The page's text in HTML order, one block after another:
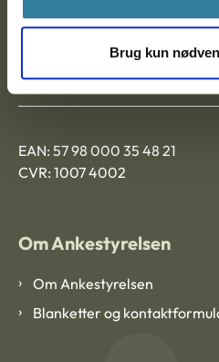
Brug kun
Ankestyrelsen Aalborg
Ankestyrelsen København
EAN: 57 98 000 35 48 21
CVR: 1007 4002
Om Ankestyrelsen
Om Ankestyrelsen
Blanketter og